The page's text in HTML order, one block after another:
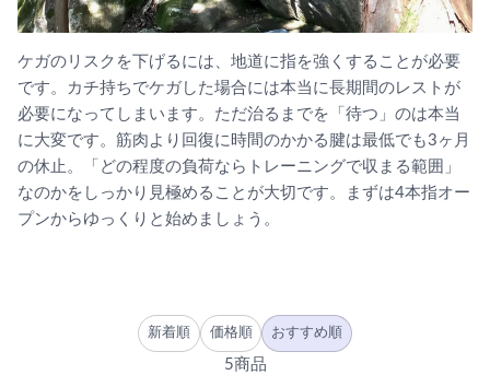
ケガのリスクを下げるには、地道に指を強くすることが必要
です。カチ持ちでケガした場合には本当に長期間のレストが
必要になってしまいます。ただ治るまでを「待つ」のは本当
に大変です。筋肉より回復に時間のかかる腱は最低でも3ヶ月
の休止。「どの程度の負荷ならトレーニングで収まる範囲」
なのかをしっかり見極めることが大切です。まずは4本指オー
プンからゆっくりと始めましょう。
新着順 価格順 おすすめ順
5商品